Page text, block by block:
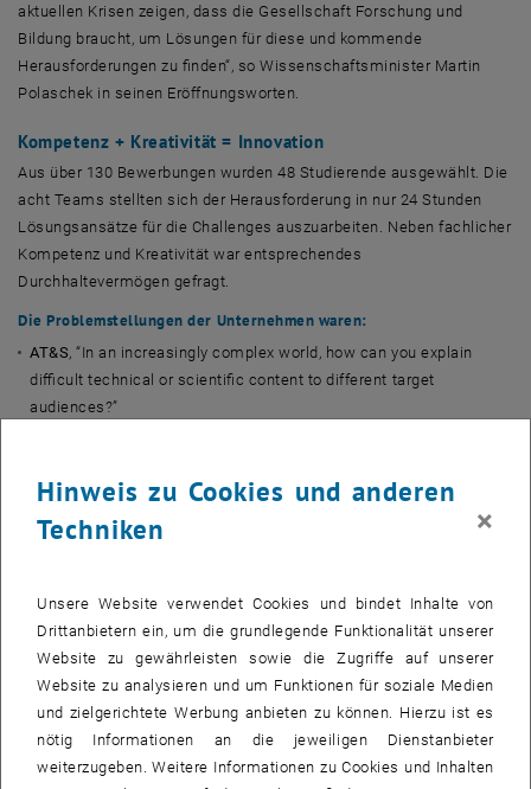
aktuellen Krisen zeigen, dass die Gesellschaft Forschung und
Bildung braucht, um Lösungen für diese und kommende
Herausforderungen zu finden“, so Wissenschaftsminister Martin
Polaschek in seinen Eröffnungsworten.
Kompetenz + Kreativität = Innovation
Aus über 130 Bewerbungen wurden 48 Studierende ausgewählt. Die
acht Teams stellten sich der Herausforderung in nur 24 Stunden
Lösungsansätze für die Challenges auszuarbeiten. Neben fachlicher
Kompetenz und Kreativität war entsprechendes
Durchhaltevermögen gefragt.
Die Problemstellungen der Unternehmen waren:
AT&S ,“In an increasingly complex world, how can you explain
difficult technical or scientific content to different target
audiences?”
Energie Steiermark,“Point out how municipalities benefit from
Real Time Electricity Data.”
sustainable welded joint. // Creation - Operation - Recycling”
“Autonomous driven Shuttle – What are expectations to
make such a vehicle attractive to be used in future? Target group =
Österreich Werbung
“Food loss and waste – Food waste has a
huge environmental & economical impact and is one of the bigger
unspoken issues in the hotel and tourism industry.”
Hinweis zu Cookies und anderen
Techniken
×
Unsere Website verwendet Cookies und bindet Inhalte von
Drittanbietern ein, um die grundlegende Funktionalität unserer
Website zu gewährleisten sowie die Zugriffe auf unserer
Website zu analysieren und um Funktionen für soziale Medien
und zielgerichtete Werbung anbieten zu können. Hierzu ist es
nötig Informationen an die jeweiligen Dienstanbieter
weiterzugeben. Weitere Informationen zu Cookies und Inhalten